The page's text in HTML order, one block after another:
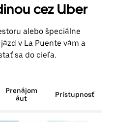
cez Uber
alebo špeciálne
v La Puente vám a
sa do cieľa.
Prenájom
áut
Prístupnosť